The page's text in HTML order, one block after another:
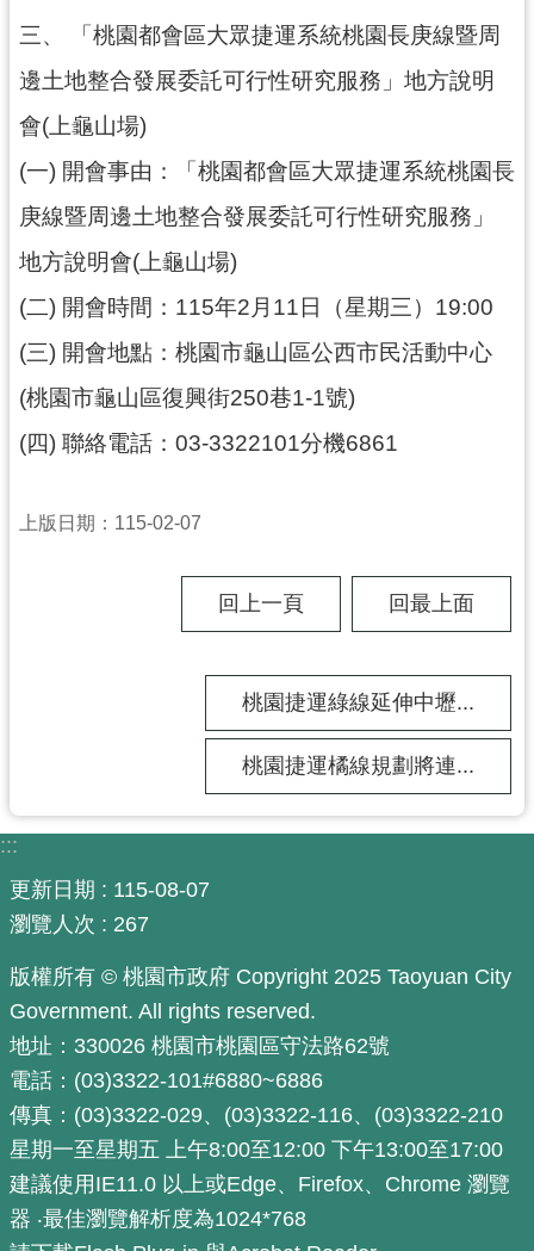
訊
公
開
機
關
通
訊
回
首
頁
網
站
網
隱
權
政
策
網
站
安
全
政
策
三、
「桃園都會區大眾捷運系統桃園長庚線暨周
邊土地整合發展委託可行性研究服務」地方說明
會(上龜山場)
(一) 開會事由：「桃園都會區大眾捷運系統桃園長
庚線暨周邊土地整合發展委託可行性研究服務」
地方說明會(上龜山場)
(二) 開會時間：115年2月11日（星期三）19:00
(三) 開會地點：桃園市龜山區公西市民活動中心
(桃園市龜山區復興街250巷1-1號)
(四) 聯絡電話：03-3322101分機6861
上版日期：115-02-07
回上一頁 回最上面
桃園捷運綠線延伸中壢...
桃園捷運橘線規劃將連...
:::
更新日期
115-08-07
瀏覽人次
267
版權所有 © 桃園市政府 Copyright 2025 Taoyuan City
Government. All rights reserved.
地址：330026 桃園市桃園區守法路62號
電話：(03)3322-101#6880~6886
傳真：(03)3322-029、(03)3322-116、(03)3322-210
星期一至星期五 上午8:00至12:00 下午13:00至17:00
建議使用IE11.0 以上或Edge、Firefox、Chrome 瀏覽
器 ‧最佳瀏覽解析度為1024*768